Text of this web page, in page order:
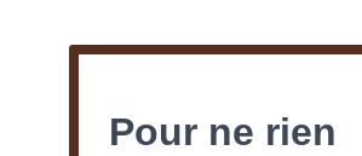
Pour ne rien